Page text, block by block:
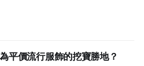
平價流行服飾的挖寶勝地？